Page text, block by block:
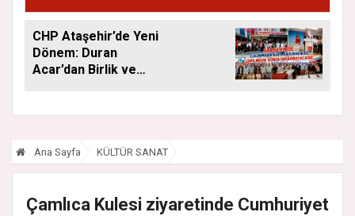
CHP Ataşehir’de Yeni
Dönem: Duran
Acar’dan Birlik ve
Ana Sayfa KÜLTÜR SANAT
Çamlıca Kulesi ziyaretinde Cumhuriyet